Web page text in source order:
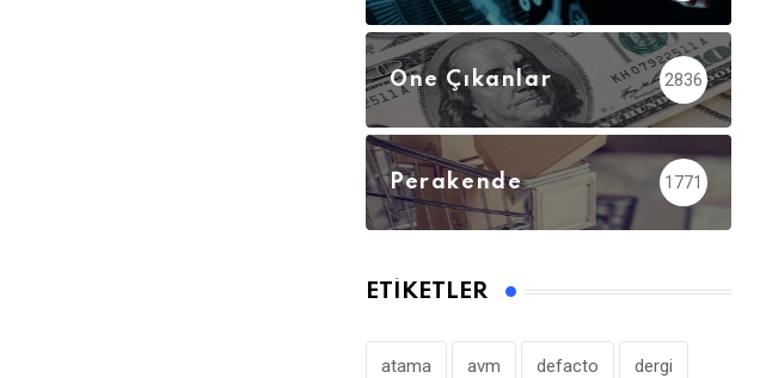
Öne Çıkanlar 2836
Perakende 1771
ETIKETLER
atama avm defacto dergi